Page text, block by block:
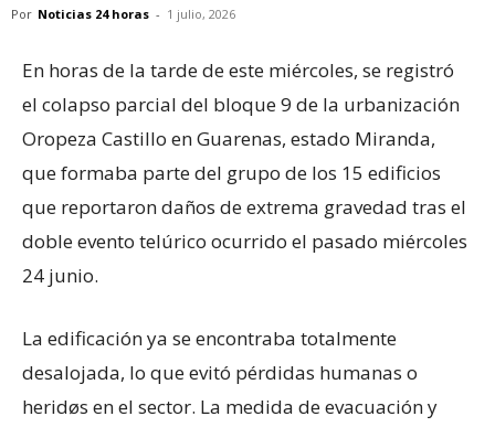
Por Noticias 24 horas - 1 julio, 2026
En horas de la tarde de este miércoles, se registró
el colapso parcial del bloque 9 de la urbanización
Oropeza Castillo en Guarenas, estado Miranda,
que formaba parte del grupo de los 15 edificios
que reportaron daños de extrema gravedad tras el
doble evento telúrico ocurrido el pasado miércoles
24 junio.
La edificación ya se encontraba totalmente
desalojada, lo que evitó pérdidas humanas o
heridøs en el sector. La medida de evacuación y